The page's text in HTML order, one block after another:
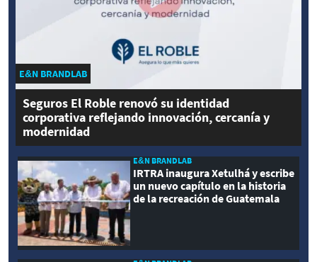
E&N BRANDLAB
Seguros El Roble renovó su identidad
corporativa reflejando innovación, cercanía y
modernidad
E&N BRANDLAB
IRTRA inaugura Xetulhá y escribe
un nuevo capítulo en la historia
de la recreación de Guatemala